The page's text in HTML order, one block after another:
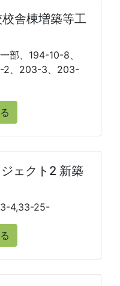
舎棟増築等工
部、194-10-8、
2、203-3、203-
ェクト2 新築
4,33-25-